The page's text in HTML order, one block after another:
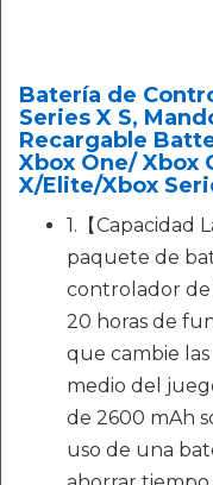
Batería de
Series X S,
Recargable
Xbox One/ Xbox
X/Elite/Xbox
1.【Capacidad
paquete de
controlador de
20 horas de
que cambie
medio del
de 2600 mAh
uso de una